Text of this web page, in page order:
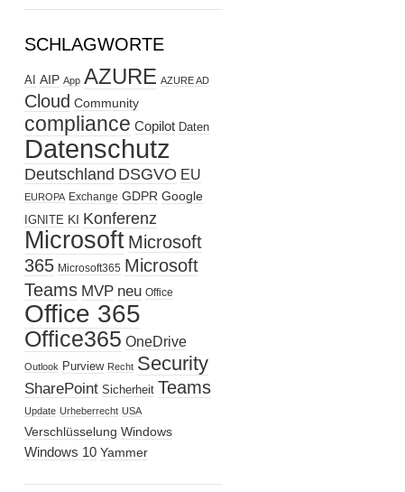
SCHLAGWORTE
AI AIP App AZURE AZURE AD
Cloud Community
compliance Copilot Daten
Datenschutz
Deutschland DSGVO EU
EUROPA Exchange GDPR Google
IGNITE KI Konferenz
Microsoft Microsoft
365 Microsoft365 Microsoft
Teams MVP neu Office
Office 365
Office365 OneDrive
Outlook Purview Recht Security
SharePoint Sicherheit Teams
Update Urheberrecht USA
Verschlüsselung Windows
Windows 10 Yammer